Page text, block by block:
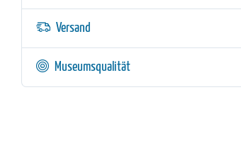
Versand
Museumsqualität